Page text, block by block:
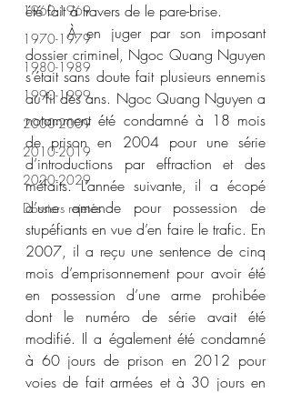
1960-1969
1970-1979
1980-1989
1990-1999
2000-2009
2010-2019
2020-2029
Dossiers rejetés
été fait à travers de le pare-brise.
	À en juger par son imposant
dossier criminel, Ngoc Quang Nguyen
s’était sans doute fait plusieurs ennemis
au fil des ans. Ngoc Quang Nguyen a
notamment été condamné à 18 mois
de prison en 2004 pour une série
d’introductions par effraction et des
méfaits. L’année suivante, il a écopé
d’une amende pour possession de
stupéfiants en vue d’en faire le trafic. En
2007, il a reçu une sentence de cinq
mois d’emprisonnement pour avoir été
en possession d’une arme prohibée
dont le numéro de série avait été
modifié. Il a également été condamné
à 60 jours de prison en 2012 pour
voies de fait armées et à 30 jours en